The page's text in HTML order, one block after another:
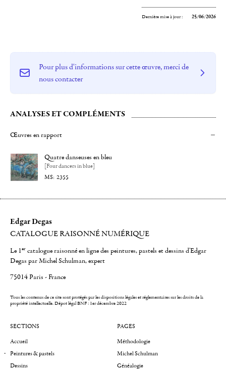
Dernière mise à jour : 25/06/2026
Pour plus d'informations sur cette œuvre, merci de
nous contacter
ANALYSES ET COMPLÉMENTS
Œuvres en rapport
Quatre danseuses en bleu
[Four dancers in blue]
2355
Edgar Degas
CATALOGUE RAISONNÉ NUMÉRIQUE
Le 1er catalogue raisonné en ligne des peintures, pastels et dessins d'Edgar
Degas par Michel Schulman, expert
75014 Paris - France
Tous les contenus de ce site sont protégés par les dispositions légales et réglementaires sur les droits de la
propriété intellectuelle.Dépot légal BNF : 1er décembre 2022
SECTIONS
Accueil
Peintures & pastels
Dessins
PAGES
Méthodologie
Michel Schulman
Généalogie